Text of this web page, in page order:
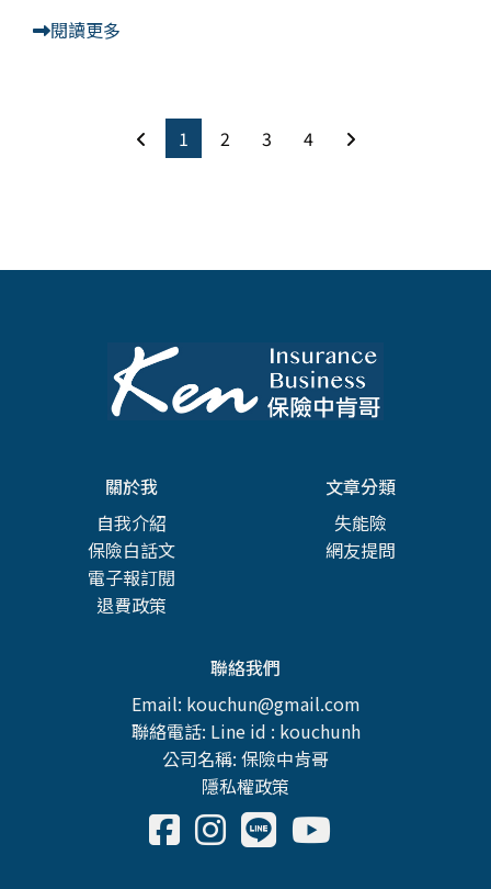
閱讀更多
1 2 3 4
關於我
自我介紹
保險白話文
電子報訂閱
退費政策
文章分類
失能險
網友提問
聯絡我們
Email: kouchun@gmail.com
聯絡電話: Line id : kouchunh
公司名稱: 保險中肯哥
隱私權政策